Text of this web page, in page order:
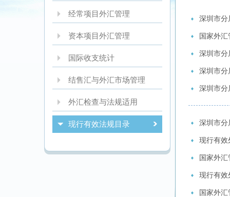
经常项目外汇管理
资本项目外汇管理
国际收支统计
结售汇与外汇市场管理
外汇检查与法规适用
现行有效法规目录
深圳市分
国家外
深圳市分
深圳市分
深圳市分
深圳市分
现行有效
国家外
现行有效
国家外